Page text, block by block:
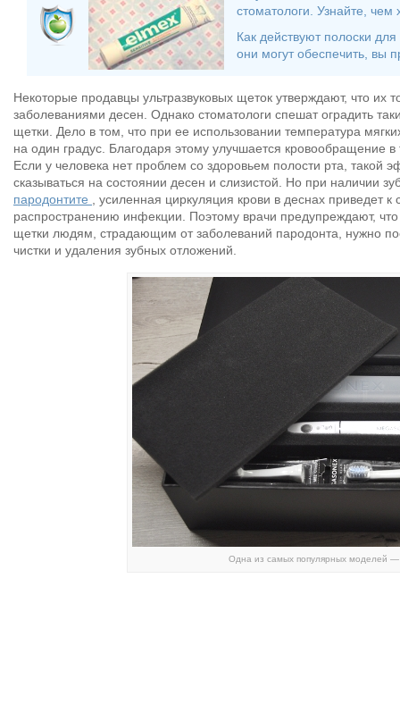
стоматологи. Узнайте,
Как действуют полоски
они могут обеспечить, вы
Некоторые продавцы ультразвуковых щеток утверждают, что
заболеваниями десен. Однако стоматологи спешат оградить
щетки. Дело в том, что при ее использовании температура
на один градус. Благодаря этому улучшается кровообращение
Если у человека нет проблем со здоровьем полости рта, такой
сказываться на состоянии десен и слизистой. Но при наличии
пародонтите , усиленная циркуляция крови в деснах приведет к
распространению инфекции. Поэтому врачи предупреждают,
щетки людям, страдающим от заболеваний пародонта, нужно
чистки и удаления зубных отложений.
Одна из самых популярных моделей —